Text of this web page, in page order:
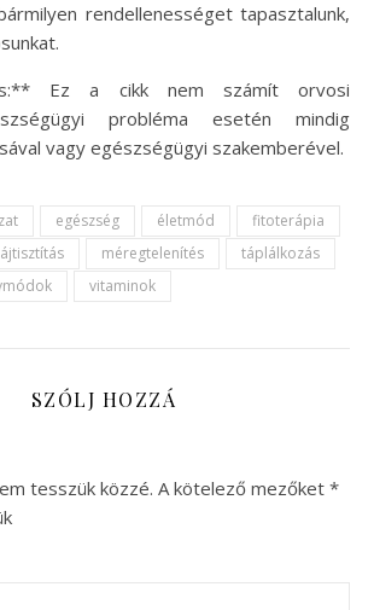
rendellenességet tapasztalunk,
Ez a cikk nem számít orvosi
probléma esetén mindig
vagy egészségügyi szakemberével.
egészség életmód
fitoterápia
méregtelenítés
táplálkozás
vitaminok
SZÓLJ HOZZÁ
tesszük közzé. A kötelező mezőket *